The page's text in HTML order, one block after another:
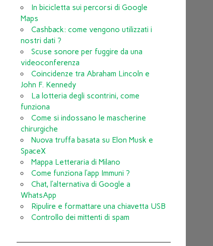
In bicicletta sui percorsi di Google
Maps
Cashback: come vengono utilizzati i
nostri dati ?
Scuse sonore per fuggire da una
videoconferenza
Coincidenze tra Abraham Lincoln e
John F. Kennedy
La lotteria degli scontrini, come
funziona
Come si indossano le mascherine
chirurgiche
Nuova truffa basata su Elon Musk e
SpaceX
Mappa Letteraria di Milano
Come funziona l’app Immuni ?
Chat, l’alternativa di Google a
WhatsApp
Ripulire e formattare una chiavetta USB
Controllo dei mittenti di spam